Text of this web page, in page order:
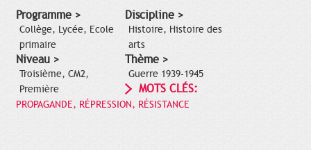
Programme >
Collège, Lycée, Ecole
primaire
Niveau >
Troisième, CM2,
Première
Discipline >
Histoire, Histoire des
arts
Thème >
Guerre 1939-1945
MOTS CLÉS:
PROPAGANDE, RÉPRESSION, RÉSISTANCE